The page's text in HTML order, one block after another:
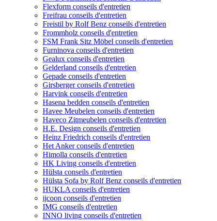
Flexform conseils d'entretien
Freifrau conseils d'entretien
Freistil by Rolf Benz conseils d'entretien
Frommholz conseils d'entretien
FSM Frank Sitz Möbel conseils d'entretien
Furninova conseils d'entretien
Gealux conseils d'entretien
Gelderland conseils d'entretien
Gepade conseils d'entretien
Girsberger conseils d'entretien
Harvink conseils d'entretien
Hasena bedden conseils d'entretien
Havee Meubelen conseils d'entretien
Haveco Zitmeubelen conseils d'entretien
H.E. Design conseils d'entretien
Heinz Friedrich conseils d'entretien
Het Anker conseils d'entretien
Himolla conseils d'entretien
HK Living conseils d'entretien
Hülsta conseils d'entretien
Hülsta Sofa by Rolf Benz conseils d'entretien
HUKLA conseils d'entretien
ijcoon conseils d'entretien
IMG conseils d'entretien
INNO living conseils d'entretien